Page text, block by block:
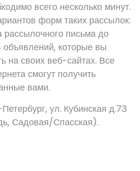
всего несколько минут.
форм таких рассылок:
рассылочного письма до
объявлений, которые вы
на своих веб-сайтах. Все
смогут получить
вами.
ул. Кубинская д.73
Садовая/Спасская).